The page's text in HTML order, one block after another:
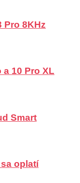
Pro 8KHz
a 10 Pro XL
Smart
oplatí